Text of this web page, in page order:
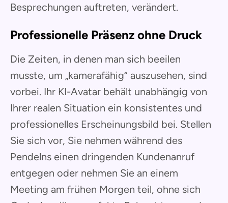
Besprechungen auftreten, verändert.
Professionelle Präsenz ohne Druck
Die Zeiten, in denen man sich beeilen
musste, um „kamerafähig“ auszusehen, sind
vorbei. Ihr KI-Avatar behält unabhängig von
Ihrer realen Situation ein konsistentes und
professionelles Erscheinungsbild bei. Stellen
Sie sich vor, Sie nehmen während des
Pendelns einen dringenden Kundenanruf
entgegen oder nehmen Sie an einem
Meeting am frühen Morgen teil, ohne sich